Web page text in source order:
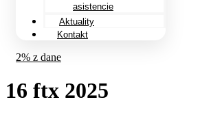
asistencie
Aktuality
Kontakt
2% z dane
16 ftx 2025